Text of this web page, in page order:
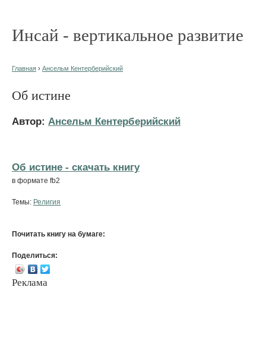
Инсай - вертикальное развитие
Главная › Ансельм Кентерберийский
Об истине
Автор: Ансельм Кентерберийский
Об истине - cкачать книгу
в формате fb2
Темы: Религия
Почитать книгу на бумаге:
Поделиться:
Реклама